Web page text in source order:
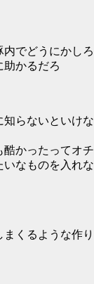
でどうにかしろ
助かるだろ
らないといけな
かったってオチ
いなものを入れな
くるような作り